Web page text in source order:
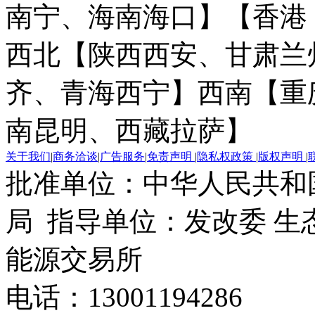
南宁、海南海口】
【香
西北【陕西西安、甘肃
齐、青海西宁】 西南【
南昆明、西藏拉萨】
关于我们|商务洽谈|广告服务|免责声明 |隐私权政策 |版权声明 |
批准单位：中华人民共
局 指导单位：发改委 生
能源交易所
电话：13001194286